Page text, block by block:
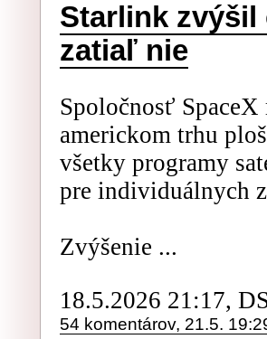
Starlink zvýšil
zatiaľ nie
Spoločnosť
americkom trhu
všetky programy
pre individuálnych
Zvýšenie ...
18.5.2026 21:17,
54 komentárov, 21.5.